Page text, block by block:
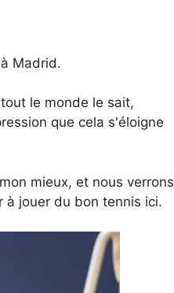
Madrid.
le monde le sait,
que cela s'éloigne
mieux, et nous verrons
à jouer du bon tennis ici.